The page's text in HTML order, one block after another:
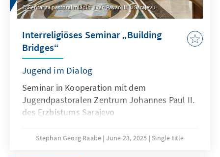
Centar za pastoral mladih „Ivan Pavao II.“ u Sarajevu
Interreligiöses Seminar „Building
Bridges“
Jugend im Dialog
Seminar in Kooperation mit dem
Jugendpastoralen Zentrum Johannes Paul II.
des Erzbistums Sarajevo
Stephan Georg Raabe June 23, 2025 Single title